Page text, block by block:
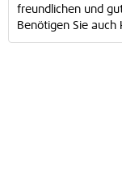
freundlichen und
Benötigen Sie auch